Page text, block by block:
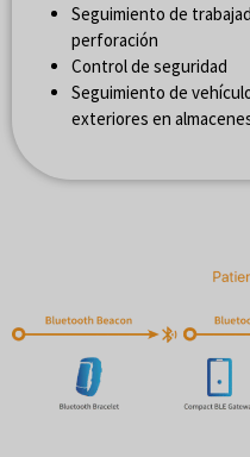
Seguimiento de
perforación
Control de seguridad
Seguimiento de
exteriores en